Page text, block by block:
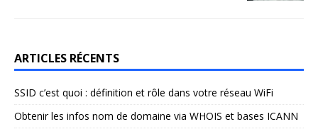
ARTICLES RÉCENTS
SSID c’est quoi : définition et rôle dans votre réseau WiFi
Obtenir les infos nom de domaine via WHOIS et bases ICANN